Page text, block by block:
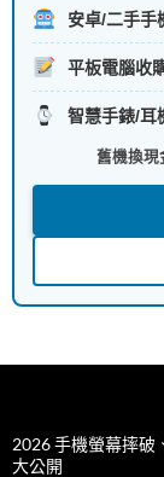
安卓/二手手
平板電腦收
智慧手錶/耳
舊機換現
2026 手機螢幕摔破
大公開